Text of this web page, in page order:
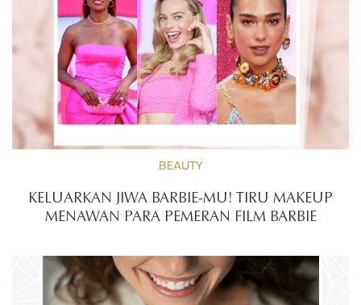
BEAUTY
KELUARKAN JIWA BARBIE-MU! TIRU MAKEUP
MENAWAN PARA PEMERAN FILM BARBIE